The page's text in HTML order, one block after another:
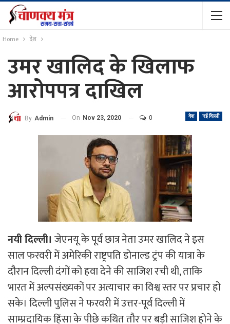
Home देश
उमर खालिद के खिलाफ
आरोपपत्र दाखिल
देश नई दिल्ली
By Admin On Nov 23, 2020 0
नयी दिल्ली। जेएनयू के पूर्व छात्र नेता उमर खालिद ने इस
साल फरवरी में अमेरिकी राष्ट्रपति डोनाल्ड ट्रंप की यात्रा के
दौरान दिल्ली दंगों को हवा देने की साजिश रची थी, ताकि
भारत में अल्पसंख्यकों पर अत्याचार का विश्व स्तर पर प्रचार हो
सके। दिल्ली पुलिस ने फरवरी में उत्तर-पूर्व दिल्ली में
साम्प्रदायिक हिंसा के पीछे कथित तौर पर बड़ी साजिश होने के